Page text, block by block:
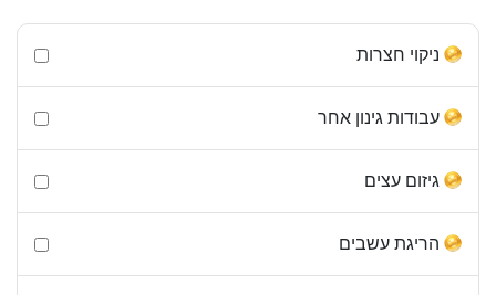
ניקוי חצרות
עבודות גינון אחר
גיזום עצים
הריגת עשבים